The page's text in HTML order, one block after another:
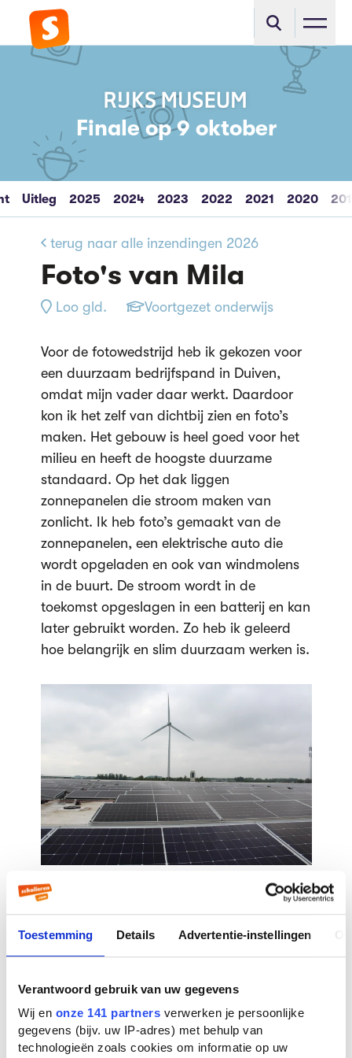
Toestemming Details Advertentie-instellingen
Verantwoord gebruik van uw gegevens
Wij en onze 141 partners verwerken je persoonlijke
gegevens (bijv. uw IP-adres) met behulp van
technologieën zoals cookies om informatie op uw
Finale op 9 oktober
Uitleg 2025 2024 2023 2022 2021 2020
terug naar alle inzendingen 2026
Foto's van Mila
Loo gld. Voortgezet onderwijs
Voor de fotowedstrijd heb ik gekozen voor
een duurzaam bedrijfspand in Duiven,
omdat mijn vader daar werkt. Daardoor
kon ik het zelf van dichtbij zien en foto’s
maken. Het gebouw is heel goed voor het
milieu en heeft de hoogste duurzame
standaard. Op het dak liggen
zonnepanelen die stroom maken van
zonlicht. Ik heb foto’s gemaakt van de
zonnepanelen, een elektrische auto die
wordt opgeladen en ook van windmolens
in de buurt. De stroom wordt in de
toekomst opgeslagen in een batterij en kan
later gebruikt worden. Zo heb ik geleerd
hoe belangrijk en slim duurzaam werken is.